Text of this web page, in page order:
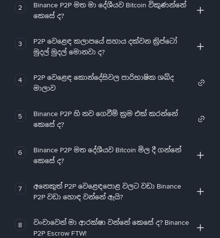
2
Binance P2P මත මා දේශීයව Bitcoin විකුණන්නේ
කෙසේ ද?
3
P2P වෙළෙඳ කලාපයේ සහාය දක්වන ක්‍රිප්ටෝ
මුදල් මුදල් මොනවා ද?
4
P2P වෙළෙඳ කොන්දේසිවල පාරිභාෂික ශබ්ද
මාලාව
5
Binance P2P හි නව ගෙවීම් ක්‍රම එක් කරන්නේ
කෙසේ ද?
6
Binance P2P මත දේශීයව Bitcoin මිල දී ගන්නේ
කෙසේ ද?
7
අනෙකුත් P2P වෙළෙඳපොළ වලට වඩා Binance
P2P වඩා හොඳ වන්නේ ඇයි?
8
වංචාවෙන් මා ආරක්ෂා වන්නේ කෙසේ ද? Binance
P2P Escrow FTW!